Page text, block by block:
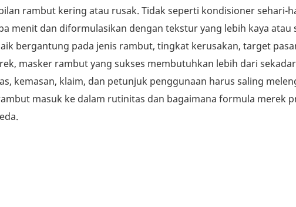
rambut kering atau rusak. Tidak seperti kondisioner sehari-
menit dan diformulasikan dengan tekstur yang lebih kaya atau
bergantung pada jenis rambut, tingkat kerusakan, target
masker rambut yang sukses membutuhkan lebih dari
kemasan, klaim, dan petunjuk penggunaan harus saling
masuk ke dalam rutinitas dan bagaimana formula merek